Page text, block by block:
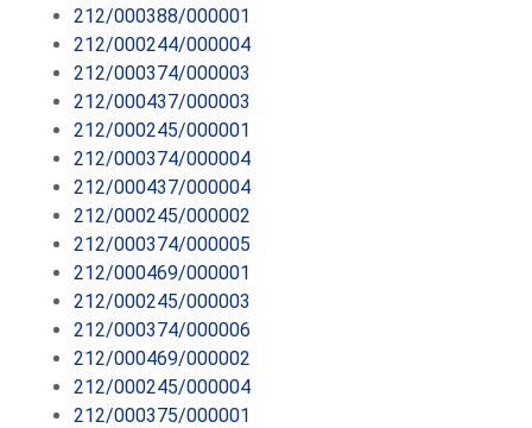
212/000388/000001
212/000244/000004
212/000374/000003
212/000437/000003
212/000245/000001
212/000374/000004
212/000437/000004
212/000245/000002
212/000374/000005
212/000469/000001
212/000245/000003
212/000374/000006
212/000469/000002
212/000245/000004
212/000375/000001